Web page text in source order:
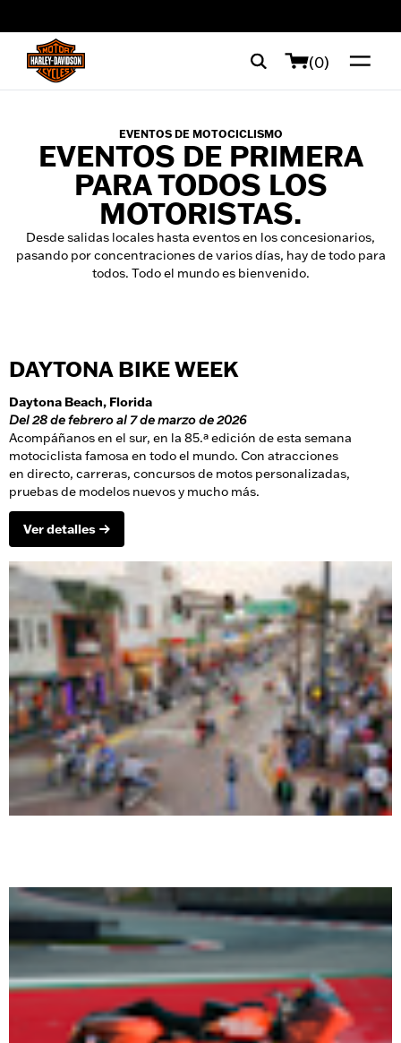
(0)
EVENTOS DE MOTOCICLISMO
EVENTOS DE PRIMERA
PARA TODOS LOS
MOTORISTAS.
Desde salidas locales hasta eventos en los concesionarios,
pasando por concentraciones de varios días, hay de todo para
todos. Todo el mundo es bienvenido.
DAYTONA BIKE WEEK
Daytona Beach, Florida
Del 28 de febrero al 7 de marzo de 2026
Acompáñanos en el sur, en la 85.ª edición de esta semana
motociclista famosa en todo el mundo. Con atracciones
en directo, carreras, concursos de motos personalizadas,
pruebas de modelos nuevos y mucho más.
Ver detalles